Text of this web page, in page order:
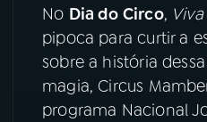
07ÚLTIMAS
08FESTIVAL DE MÚSICA
No Dia do Circo,
pipoca para curtir a
sobre a história
magia, Circus
programa Nacional